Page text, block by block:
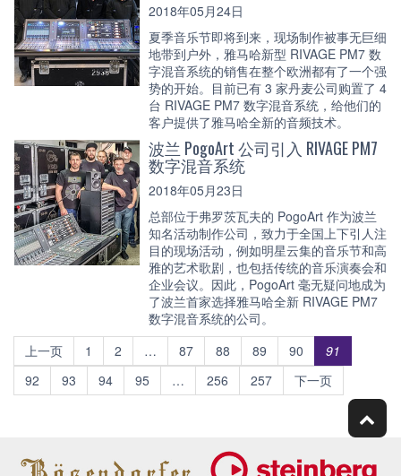
2018年05月24日
夏季音乐节即将到来，现场制作被事无巨细
地带到户外，雅马哈新型 RIVAGE PM7 数
字混音系统的销售在整个欧洲都有了一个强
势的开始。目前已有 3 家丹麦公司购置了 4
台 RIVAGE PM7 数字混音系统，给他们的
客户提供了雅马哈全新的音频技术。
波兰 PogoArt 公司引入 RIVAGE PM7
数字混音系统
2018年05月23日
总部位于弗罗茨瓦夫的 PogoArt 作为波兰
知名活动制作公司，致力于全国上下引人注
目的现场活动，例如明星云集的音乐节和高
雅的艺术歌剧，也包括传统的音乐演奏会和
企业会议。因此，PogoArt 毫无疑问地成为
了波兰首家选择雅马哈全新 RIVAGE PM7
数字混音系统的公司。
上一页
1 2 … 87 88 89 90
91
92
93 94 95 … 256 257 下一页